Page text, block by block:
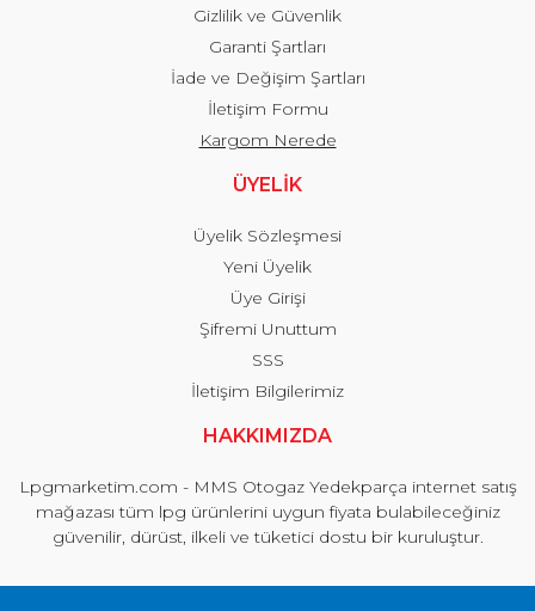
Gizlilik ve Güvenlik
Garanti Şartları
İade ve Değişim Şartları
İletişim Formu
Kargom Nerede
ÜYELİK
Üyelik Sözleşmesi
Yeni Üyelik
Üye Girişi
Şifremi Unuttum
SSS
İletişim Bilgilerimiz
HAKKIMIZDA
Lpgmarketim.com - MMS Otogaz Yedekparça internet satış
mağazası tüm lpg ürünlerini uygun fiyata bulabileceğiniz
güvenilir, dürüst, ilkeli ve tüketici dostu bir kuruluştur.